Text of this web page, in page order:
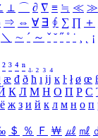
⊥ ⌒ ∂ ∇ ≡ ≒ ≪ ≫
⇒ ⇔ ∀ ∃ ∮ ∑ ∏ ＋
＼ ∼ ´ ～ ˇ ˘ ˝ ˚ ˙ ¸ ¡
² ³ ⁴ ⁿ ₁ ₂ ₃ ₄
æ đ ð ħ ı ĳ ĸ ŀ ł ø œ
К Л М Н О П Р С
ё ж з и й к л м н о п
＄ ％ Ｆ ￦ ㎕ ㎖